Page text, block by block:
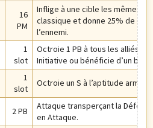
16
PM
Inflige à une cible les mêmes
classique et donne 25% de
l’ennemi.
1
slot
Octroie 1 PB à tous les alliés
Initiative ou bénéficie d’un
1
slot
Octroie un S à l’aptitude arme
2 PB
Attaque transperçant la
en Attaque.